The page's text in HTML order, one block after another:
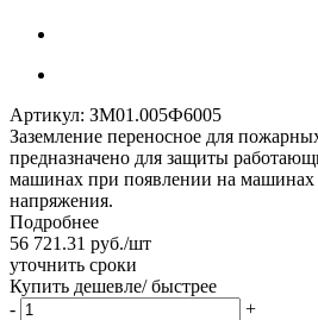
Артикул: ЗМ01.005Ф6005
Заземление переносное для
предназначено для защиты
машинах при появлении на машинах
напряжения.
Подробнее
56 721.31 руб./шт
уточнить сроки
Купить дешевле/ быстрее
-
+